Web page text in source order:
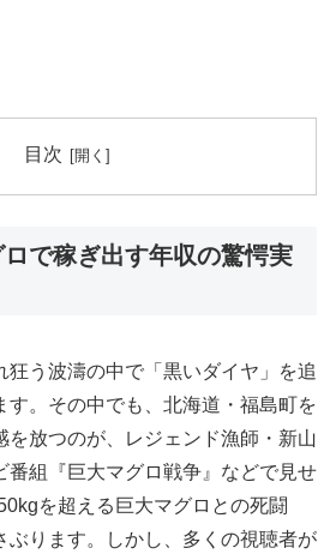
目次
で稼ぎ出す年収の驚愕実
狂う波濤の中で「黒いダイヤ」を追
す。その中でも、北海道・福島町を
を放つのが、レジェンド漁師・新山
番組『巨大マグロ戦争』などで見せ
を超える巨大マグロとの死闘
ぶります。しかし、多くの視聴者が